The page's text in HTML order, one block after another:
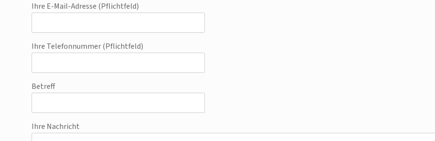
Ihre E-Mail-Adresse (Pflichtfeld)
Ihre Telefonnummer (Pflichtfeld)
Betreff
Ihre Nachricht